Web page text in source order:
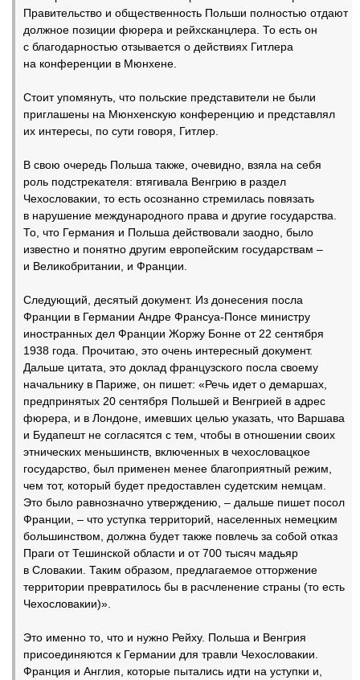
Правительство и общественность Польши полностью отдают
должное позиции фюрера и рейхсканцлера. То есть он
с благодарностью отзывается о действиях Гитлера
на конференции в Мюнхене.
Стоит упомянуть, что польские представители не были
приглашены на Мюнхенскую конференцию и представлял
их интересы, по сути говоря, Гитлер.
В свою очередь Польша также, очевидно, взяла на себя
роль подстрекателя: втягивала Венгрию в раздел
Чехословакии, то есть осознанно стремилась повязать
в нарушение международного права и другие государства.
То, что Германия и Польша действовали заодно, было
известно и понятно другим европейским государствам –
и Великобритании, и Франции.
Следующий, десятый документ. Из донесения посла
Франции в Германии Андре Франсуа-Понсе министру
иностранных дел Франции Жоржу Бонне от 22 сентября
1938 года. Прочитаю, это очень интересный документ.
Дальше цитата, это доклад французского посла своему
начальнику в Париже, он пишет: «Речь идет о демаршах,
предпринятых 20 сентября Польшей и Венгрией в адрес
фюрера, и в Лондоне, имевших целью указать, что Варшава
и Будапешт не согласятся с тем, чтобы в отношении своих
этнических меньшинств, включенных в чехословацкое
государство, был применен менее благоприятный режим,
чем тот, который будет предоставлен судетским немцам.
Это было равнозначно утверждению, – дальше пишет посол
Франции, – что уступка территорий, населенных немецким
большинством, должна будет также повлечь за собой отказ
Праги от Тешинской области и от 700 тысяч мадьяр
в Словакии. Таким образом, предлагаемое отторжение
территории превратилось бы в расчленение страны (то есть
Чехословакии)».
Это именно то, что и нужно Рейху. Польша и Венгрия
присоединяются к Германии для травли Чехословакии.
Франция и Англия, которые пытались идти на уступки и,